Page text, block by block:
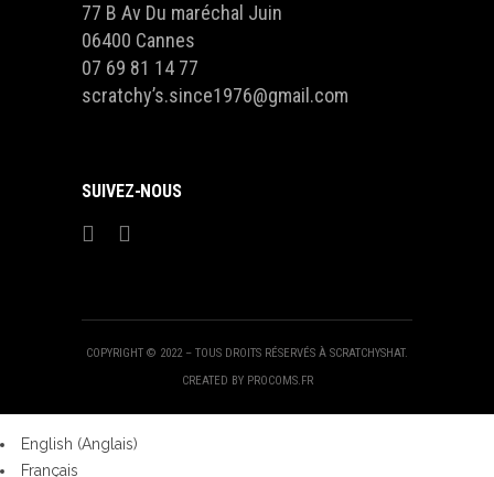
77 B Av Du maréchal Juin
06400 Cannes
07 69 81 14 77
scratchy’s.since1976@gmail.com
SUIVEZ-NOUS
COPYRIGHT © 2022 – TOUS DROITS RÉSERVÉS À SCRATCHYSHAT.
CREATED BY PROCOMS.FR
English (Anglais)
Français